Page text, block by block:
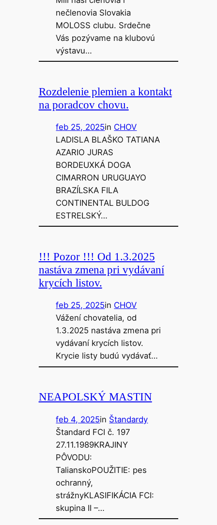
nečlenovia Slovakia
MOLOSS clubu. Srdečne
Vás pozývame na klubovú
výstavu…
Rozdelenie plemien a kontakt
na poradcov chovu.
feb 25, 2025in CHOV
LADISLA BLAŠKO TATIANA
AZARIO JURAS
BORDEUXKÁ DOGA
CIMARRON URUGUAYO
BRAZÍLSKA FILA
CONTINENTAL BULDOG
ESTRELSKÝ…
!!! Pozor !!! Od 1.3.2025
nastáva zmena pri vydávaní
krycích listov.
feb 25, 2025in CHOV
Vážení chovatelia, od
1.3.2025 nastáva zmena pri
vydávaní krycích listov.
Krycie listy budú vydávať…
NEAPOLSKÝ MASTIN
feb 4, 2025in Štandardy
Štandard FCI č. 197
27.11.1989KRAJINY
PÔVODU:
TalianskoPOUŽITIE: pes
ochranný,
strážnyKLASIFIKÁCIA FCI:
skupina II –…